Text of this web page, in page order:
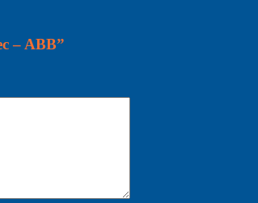
– ABB”